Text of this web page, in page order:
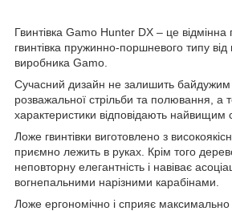
Гвинтівка Gamo Hunter DX – це
гвинтівка пружинно-поршневого типу від
виробника Gamo.
Сучасний дизайн не залишить байдужим
розважальної стрільби та полювання, а
характеристики відповідають найвищим
Ложе гвинтівки виготовлено з
приємно лежить в руках. Крім того
неповторну елегантність і навіває
вогнепальними нарізними карабінами.
Ложе ергономічно і сприяє максимально